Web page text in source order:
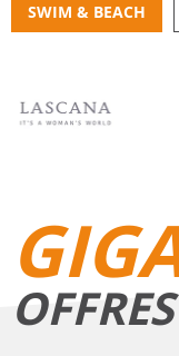
SWIM & BEACH
OFFRES